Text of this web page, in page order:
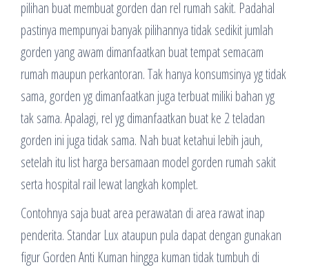
pilihan buat membuat gorden dan rel rumah sakit. Padahal
pastinya mempunyai banyak pilihannya tidak sedikit jumlah
gorden yang awam dimanfaatkan buat tempat semacam
rumah maupun perkantoran. Tak hanya konsumsinya yg tidak
sama, gorden yg dimanfaatkan juga terbuat miliki bahan yg
tak sama. Apalagi, rel yg dimanfaatkan buat ke 2 teladan
gorden ini juga tidak sama. Nah buat ketahui lebih jauh,
setelah itu list harga bersamaan model gorden rumah sakit
serta hospital rail lewat langkah komplet.
Contohnya saja buat area perawatan di area rawat inap
penderita. Standar Lux ataupun pula dapat dengan gunakan
figur Gorden Anti Kuman hingga kuman tidak tumbuh di